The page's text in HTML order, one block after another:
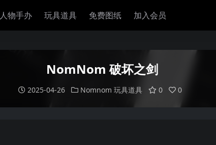
人物手办 玩具道具 免费图纸 加入会员
NomNom 破坏之剑
2025-04-26 Nomnom 玩具道具 0 0